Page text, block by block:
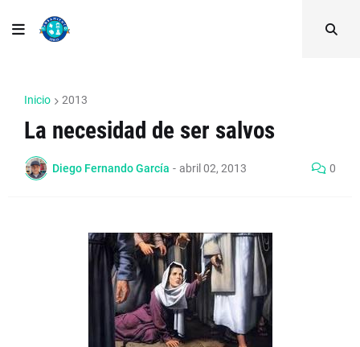
Inicio 2013
La necesidad de ser salvos
Diego Fernando García - abril 02, 2013 0